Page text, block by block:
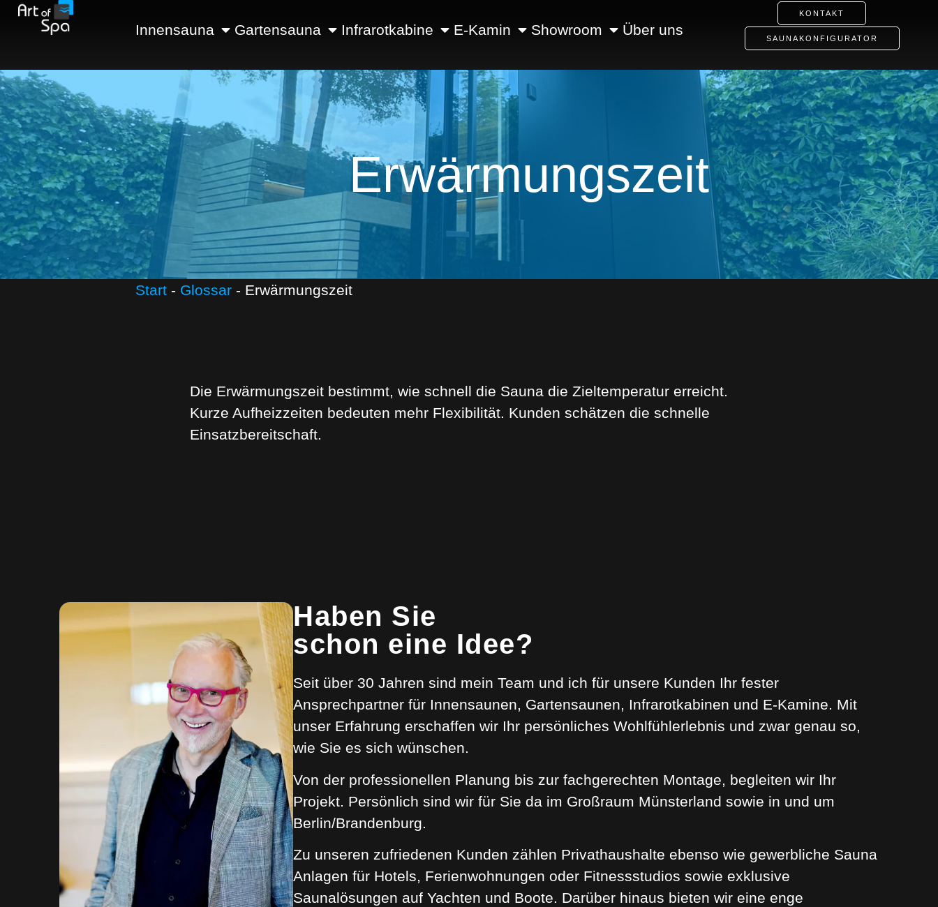
Innensauna Gartensauna Infrarotkabine E-Kamin Showroom Über uns
KONTAKT
SAUNAKONFIGURATOR
Erwärmungszeit
Start - Glossar - Erwärmungszeit
Die Erwärmungszeit bestimmt, wie schnell die Sauna die Zieltemperatur erreicht.
Kurze Aufheizzeiten bedeuten mehr Flexibilität. Kunden schätzen die schnelle
Einsatzbereitschaft.
Haben Sie
schon eine Idee?
Seit über 30 Jahren sind mein Team und ich für unsere Kunden Ihr fester
Ansprechpartner für Innensaunen, Gartensaunen, Infrarotkabinen und E-Kamine. Mit
unser Erfahrung erschaffen wir Ihr persönliches Wohlfühlerlebnis und zwar genau so,
wie Sie es sich wünschen.
Von der professionellen Planung bis zur fachgerechten Montage, begleiten wir Ihr
Projekt. Persönlich sind wir für Sie da im Großraum Münsterland sowie in und um
Berlin/Brandenburg.
Zu unseren zufriedenen Kunden zählen Privathaushalte ebenso wie gewerbliche Sauna
Anlagen für Hotels, Ferienwohnungen oder Fitnessstudios sowie exklusive
Saunalösungen auf Yachten und Boote. Darüber hinaus bieten wir eine enge